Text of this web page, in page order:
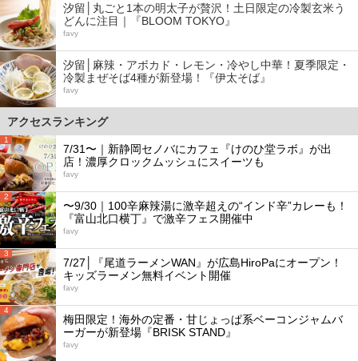
汐留│丸ごと1本の明太子が贅沢！土日限定の冷製玄米う
どんに注目｜『BLOOM TOKYO』
favy
汐留│麻辣・アボカド・レモン・冷やし中華！夏季限定・
冷製まぜそば4種が新登場！『伊太そば』
favy
アクセスランキング
1
7/31〜｜新静岡セノバにカフェ『けのひ堂ラボ』が出
店！濃厚クロックムッシュにスイーツも
favy
2
〜9/30｜100辛麻辣湯に激辛超えの“インド辛”カレーも！
『富山北口横丁』で激辛フェス開催中
favy
3
7/27│『尾道ラーメンWAN』が広島HiroPaにオープン！
キッズラーメン無料イベント開催
favy
4
梅田限定！海外の定番・甘じょっぱ系ベーコンジャムバ
ーガーが新登場『BRISK STAND』
favy